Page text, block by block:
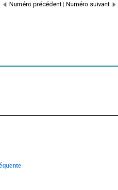
Numéro précédent | Numéro suivant